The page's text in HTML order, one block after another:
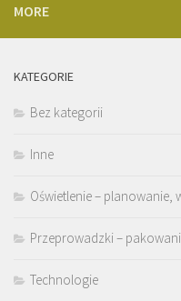
MORE
KATEGORIE
Bez kategorii
Inne
Oświetlenie – planowanie,
Przeprowadzki –
Technologie